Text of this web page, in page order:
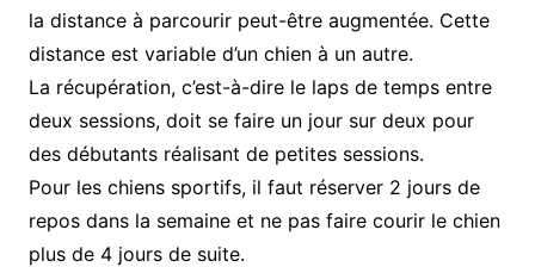
la distance à parcourir peut-être augmentée. Cette
distance est variable d’un chien à un autre.
La récupération, c’est-à-dire le laps de temps entre
deux sessions, doit se faire un jour sur deux pour
des débutants réalisant de petites sessions.
Pour les chiens sportifs, il faut réserver 2 jours de
repos dans la semaine et ne pas faire courir le chien
plus de 4 jours de suite.